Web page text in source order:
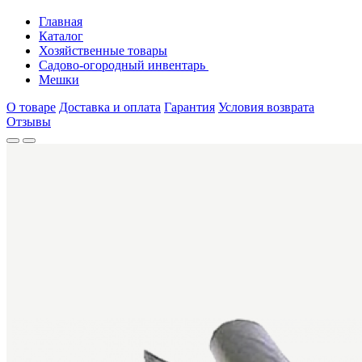
Главная
Каталог
Хозяйственные товары
Садово-огородный инвентарь
Мешки
О товаре Доставка и оплата Гарантия Условия возврата
Отзывы